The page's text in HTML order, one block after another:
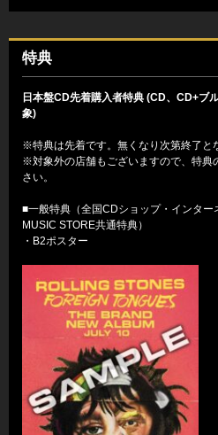
特典
日本盤CD先着購入者特典 (CD、CD+ブ
象)
※特典は先着です。無くなり次第終了と
※対象外の店舗もございますので、特典
さい。
■一般特典（全国CDショップ・インタ
MUSIC STORE共通特典）
・B2ポスター